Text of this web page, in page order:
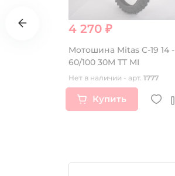
4 270 ₽
Мотошина Mitas C-19 14 -
60/100 30M TT MI
Нет в наличии - арт. 1777
Купить